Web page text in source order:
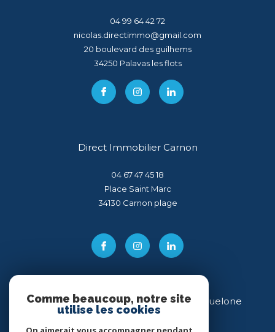
04 99 64 42 72
nicolas.directimmo@gmail.com
20 boulevard des guilhems
34250
palavas les flots
Direct Immobilier Carnon
04 67 47 45 18
Place Saint Marc
34130
carnon plage
Direct Immobilier Villeneuve-lès-Maguelone
04 99 54 11 43
Comme beaucoup, notre site
utilise les cookies